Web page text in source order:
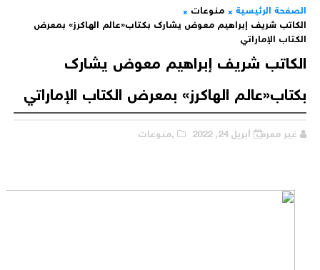
الصفحة الرئيسية
منوعات
الكاتب شريف إبراهيم معوض يشارك بكتاب«عالم الهاكرز» بمعرض
الكتاب الإماراتي
الكاتب شريف إبراهيم معوض يشارك
بكتاب«عالم الهاكرز» بمعرض الكتاب الإماراتي
غير معرف أبريل 24, 2022 ,منوعات